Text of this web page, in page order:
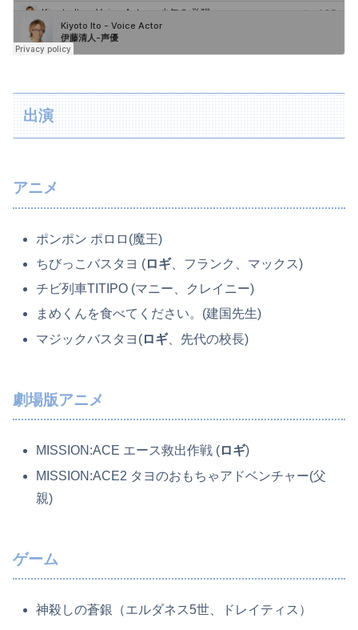
出演
アニメ
ポンポン ポロロ(魔王)
ちびっこバスタヨ (ロギ、フランク、マックス)
チビ列車TITIPO (マニー、クレイニー)
まめくんを食べてください。(建国先生)
マジックバスタヨ(ロギ、先代の校長)
劇場版アニメ
MISSION:ACE エース救出作戦 (ロギ)
MISSION:ACE2 タヨのおもちゃアドベンチャー(父
親)
ゲーム
神殺しの蒼銀（エルダネス5世、ドレイティス）